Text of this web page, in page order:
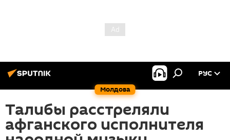
Молдова
РУС
Талибы расстреляли
афганского исполнителя